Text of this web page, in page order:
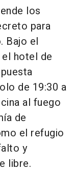
los
para
Bajo el
hotel de
de 19:30 a
al fuego
de
el refugio
y
libre.